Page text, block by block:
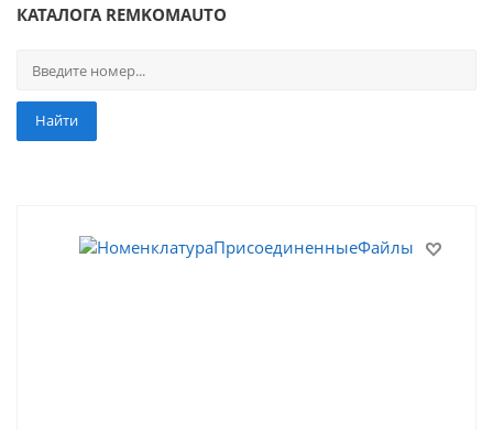
КАТАЛОГА REMKOMAUTO
Найти